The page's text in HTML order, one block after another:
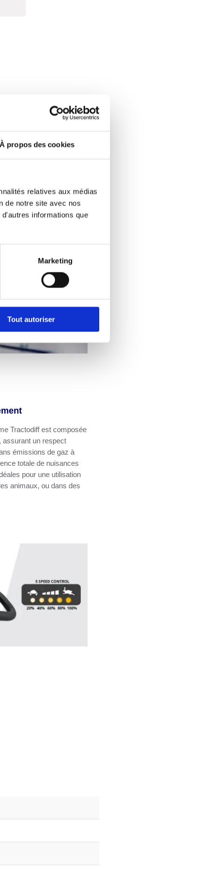
À propos des cookies
relatives aux médias
de notre site avec nos
informations que
Marketing
Tout autoriser
robustes, durables et
pensée pour une
Tractodiff est composée
assurant un respect
émissions de gaz à
totale de nuisances
pour une utilisation
animaux, ou dans des